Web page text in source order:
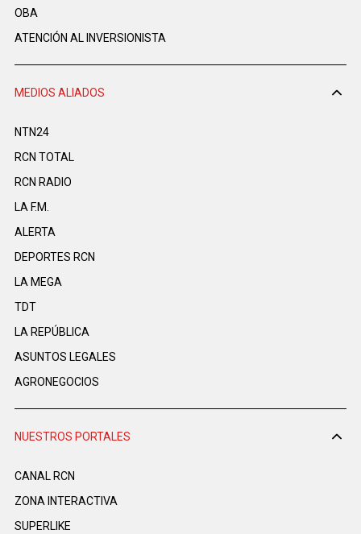
OBA
ATENCIÓN AL INVERSIONISTA
MEDIOS ALIADOS
NTN24
RCN TOTAL
RCN RADIO
LA F.M.
ALERTA
DEPORTES RCN
LA MEGA
TDT
LA REPÚBLICA
ASUNTOS LEGALES
AGRONEGOCIOS
NUESTROS PORTALES
CANAL RCN
ZONA INTERACTIVA
SUPERLIKE